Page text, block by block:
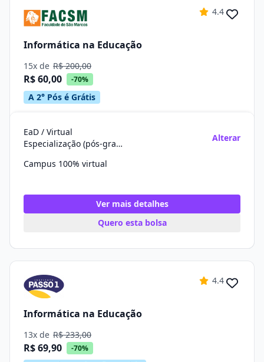
4.4
Informática na Educação
15x de R$ 200,00
R$ 60,00 -70%
A 2° Pós é Grátis
EaD / Virtual
Especialização (pós-graduação)
Alterar
Campus 100% virtual
Ver mais detalhes
Quero esta bolsa
4.4
Informática na Educação
13x de R$ 233,00
R$ 69,90 -70%